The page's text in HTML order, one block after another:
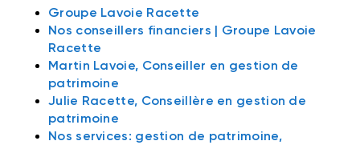
Groupe Lavoie Racette
Nos conseillers financiers | Groupe Lavoie
Racette
Martin Lavoie, Conseiller en gestion de
patrimoine
Julie Racette, Conseillère en gestion de
patrimoine
Nos services: gestion de patrimoine,